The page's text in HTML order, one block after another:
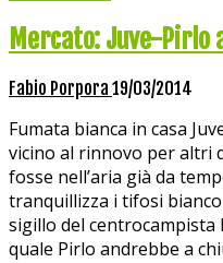
Mercato: Juve-Pirlo
Fabio Porpora 19/03/2014
Fumata bianca in casa
vicino al rinnovo per altri
fosse nell’aria già da
tranquillizza i tifosi
sigillo del
quale Pirlo andrebbe a